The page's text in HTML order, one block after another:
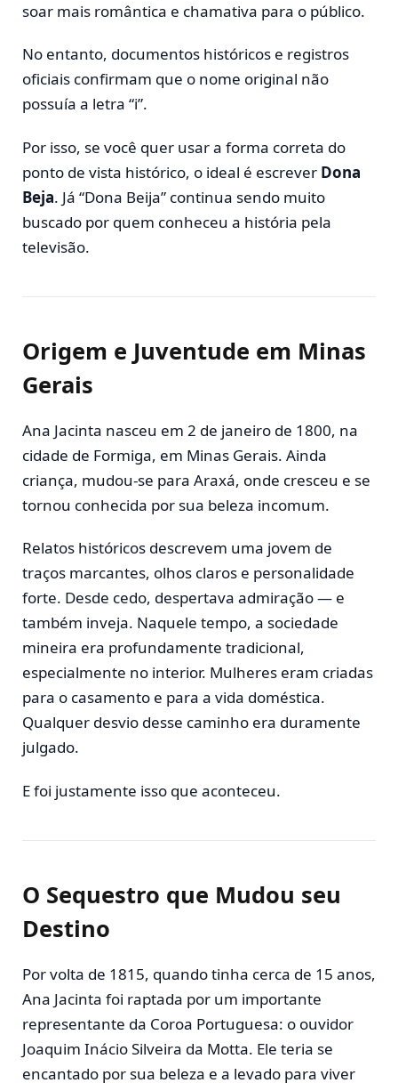
soar mais romântica e chamativa para o público.
No entanto, documentos históricos e registros
oficiais confirmam que o nome original não
possuía a letra “i”.
Por isso, se você quer usar a forma correta do
ponto de vista histórico, o ideal é escrever Dona
Beja. Já “Dona Beija” continua sendo muito
buscado por quem conheceu a história pela
televisão.
Origem e Juventude em Minas
Gerais
Ana Jacinta nasceu em 2 de janeiro de 1800, na
cidade de Formiga, em Minas Gerais. Ainda
criança, mudou-se para Araxá, onde cresceu e se
tornou conhecida por sua beleza incomum.
Relatos históricos descrevem uma jovem de
traços marcantes, olhos claros e personalidade
forte. Desde cedo, despertava admiração — e
também inveja. Naquele tempo, a sociedade
mineira era profundamente tradicional,
especialmente no interior. Mulheres eram criadas
para o casamento e para a vida doméstica.
Qualquer desvio desse caminho era duramente
julgado.
E foi justamente isso que aconteceu.
O Sequestro que Mudou seu
Destino
Por volta de 1815, quando tinha cerca de 15 anos,
Ana Jacinta foi raptada por um importante
representante da Coroa Portuguesa: o ouvidor
Joaquim Inácio Silveira da Motta. Ele teria se
encantado por sua beleza e a levado para viver